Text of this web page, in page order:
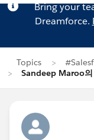
Bring your
Dreamforce.
Topics
Sandeep Maroo의